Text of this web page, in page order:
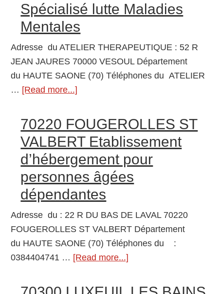
pour
Handicapés
(F.A.M.)
Spécialisé lutte Maladies
Mentales
Adresse du ATELIER THERAPEUTIQUE : 52 R
JEAN JAURES 70000 VESOUL Département
du HAUTE SAONE (70) Téléphones du ATELIER
… [Read more...]
THERAPEUTIQUE
70000
VESOUL
Centre
Hospitalier
Spécialisé
lutte
Maladies
Mentales
70220 FOUGEROLLES ST
VALBERT Etablissement
d’hébergement pour
personnes âgées
dépendantes
Adresse du : 22 R DU BAS DE LAVAL 70220
FOUGEROLLES ST VALBERT Département
du HAUTE SAONE (70) Téléphones du :
0384404741 … [Read more...]
FOUGEROLLES